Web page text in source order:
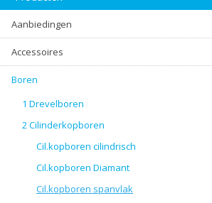
Aanbiedingen
Accessoires
Boren
1 Drevelboren
2 Cilinderkopboren
Cil.kopboren cilindrisch
Cil.kopboren Diamant
Cil.kopboren spanvlak